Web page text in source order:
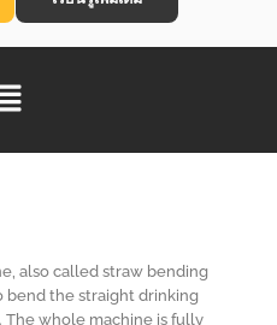
also called straw bending
bend the straight drinking
whole machine is fully